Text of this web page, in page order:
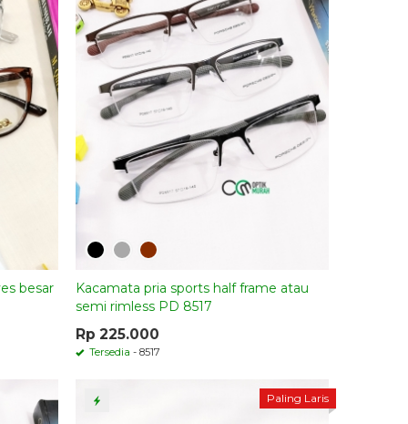
besar
Kacamata pria sports half frame atau
semi rimless PD 8517
Rp 225.000
Tersedia - 8517
Paling Laris